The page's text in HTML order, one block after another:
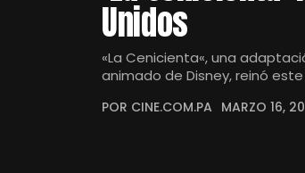
Unidos
«La Cenicienta«, una
animado de Disney, reinó
POR CINE.COM.PA MARZO 16,